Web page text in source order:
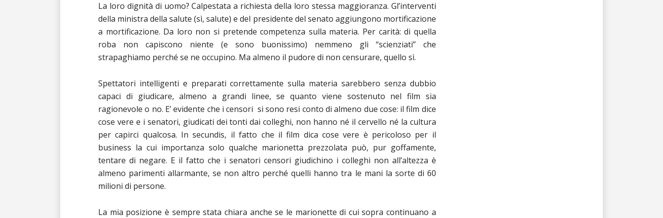
La loro dignità di uomo? Calpestata a richiesta della loro stessa maggioranza. Gl’interventi
della ministra della salute (sì, salute) e del presidente del senato aggiungono mortificazione
a mortificazione. Da loro non si pretende competenza sulla materia. Per carità: di quella
roba non capiscono niente (e sono buonissimo) nemmeno gli “scienziati” che
strapaghiamo perché se ne occupino. Ma almeno il pudore di non censurare, quello sì.
Spettatori intelligenti e preparati correttamente sulla materia sarebbero senza dubbio
capaci di giudicare, almeno a grandi linee, se quanto viene sostenuto nel film sia
ragionevole o no. E’ evidente che i censori si sono resi conto di almeno due cose: il film dice
cose vere e i senatori, giudicati dei tonti dai colleghi, non hanno né il cervello né la cultura
per capirci qualcosa. In secundis, il fatto che il film dica cose vere è pericoloso per il
business la cui importanza solo qualche marionetta prezzolata può, pur goffamente,
tentare di negare. E il fatto che i senatori censori giudichino i colleghi non all’altezza è
almeno parimenti allarmante, se non altro perché quelli hanno tra le mani la sorte di 60
milioni di persone.
La mia posizione è sempre stata chiara anche se le marionette di cui sopra continuano a